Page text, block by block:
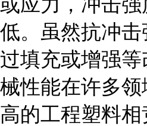
低。虽然抗冲
过填充或增强
械性能在许多
高的工程塑料